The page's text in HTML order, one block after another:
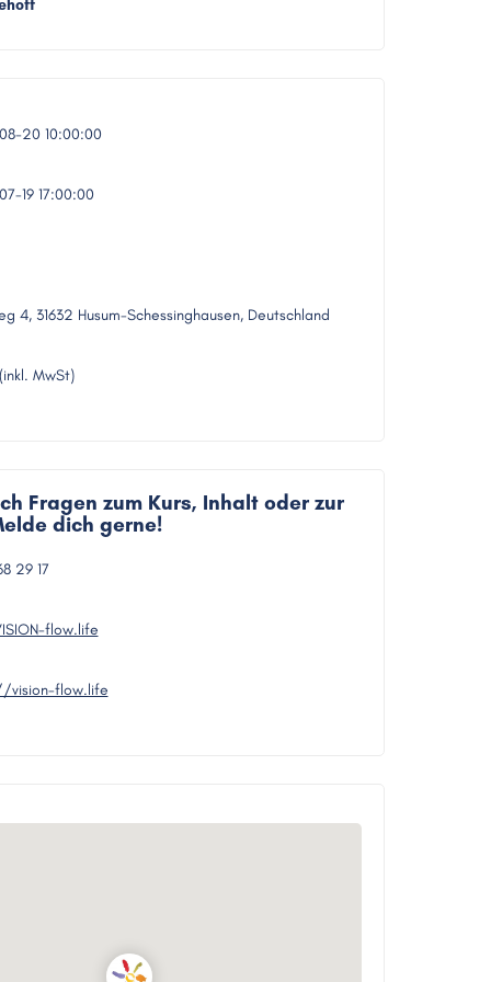
20 10:00:00
19 17:00:00
4, 31632 Husum-Schessinghausen, Deutschland
MwSt)
Fragen zum Kurs, Inhalt oder zur
dich gerne!
29 17
flow.life
vision-flow.life